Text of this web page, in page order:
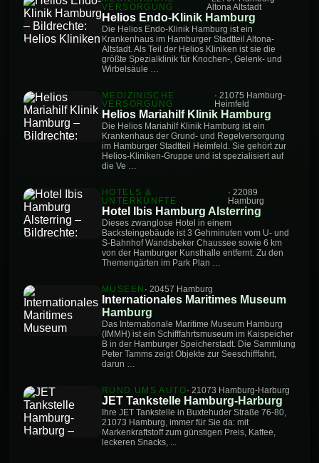
VERSORGUNG
Altona Altstadt
Helios Endo-Klinik Hamburg
Die Helios Endo-Klinik Hamburg ist ein
Krankenhaus im Hamburger Stadtteil Altona-
Altstadt. Als Teil der Helios Kliniken ist sie die
größte Spezialklinik für Knochen-, Gelenk- und
Wirbelsäule …
MEDIZINISCHE
VERSORGUNG
· 21075 Hamburg-
Heimfeld
Helios Mariahilf Klinik Hamburg
Die Helios Mariahilf Klinik Hamburg ist ein
Krankenhaus der Grund- und Regelversorgung
im Hamburger Stadtteil Heimfeld. Sie gehört zur
Helios-Kliniken-Gruppe und ist spezialisiert auf
die Ve …
HOTELS &
UNTERKÜNFTE
· 22089
Hamburg
Hotel Ibis Hamburg Alsterring
Dieses zwanglose Hotel in einem
Backsteingebäude ist 3 Gehminuten vom U- und
S-Bahnhof Wandsbeker Chaussee sowie 6 km
von der Hamburger Kunsthalle entfernt. Zu den
Themengärten im Park Plan …
MUSEEN · 20457 Hamburg
Internationales Maritimes Museum
Hamburg
Das Internationale Maritime Museum Hamburg
(IMMH) ist ein Schifffahrtsmuseum im Kaispeicher
B in der Hamburger Speicherstadt. Die Sammlung
Peter Tamms zeigt Objekte zur Seeschifffahrt,
darun …
RUND UMS AUTO· 21073 Hamburg-Harburg
JET Tankstelle Hamburg-Harburg
Ihre JET Tankstelle in Buxtehuder Straße 76-80,
21073 Hamburg, immer für Sie da: mit
Markenkraftstoff zum günstigen Preis, Kaffee,
leckeren Snacks, ...